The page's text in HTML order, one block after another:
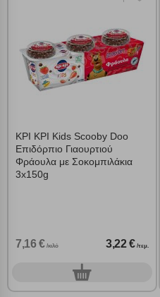
ΚΡΙ ΚΡΙ Kids Scooby Doo
Επιδόρπιο Γιαουρτιού
Φράουλα με Σοκομπιλάκια
3x150g
7,16 € /κιλό 3,22 € /τεμ.
0τεμ.